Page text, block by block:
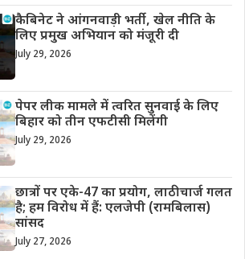
कैबिनेट ने आंगनवाड़ी भर्ती, खेल नीति के
लिए प्रमुख अभियान को मंजूरी दी
July 29, 2026
पेपर लीक मामले में त्वरित सुनवाई के लिए
बिहार को तीन एफटीसी मिलेंगी
July 29, 2026
छात्रों पर एके-47 का प्रयोग, लाठीचार्ज गलत
है; हम विरोध में हैं: एलजेपी (रामबिलास)
सांसद
July 27, 2026